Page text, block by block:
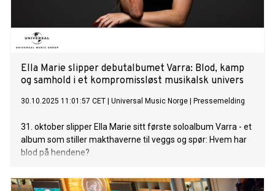
Ella Marie slipper debutalbumet Varra: Blod, kamp
og samhold i et kompromissløst musikalsk univers
30.10.2025 11:01:57 CET Universal Music Norge Pressemelding
31. oktober slipper Ella Marie sitt første soloalbum Varra - et
album som stiller makthaverne til veggs og spør: Hvem har
blod på hendene?